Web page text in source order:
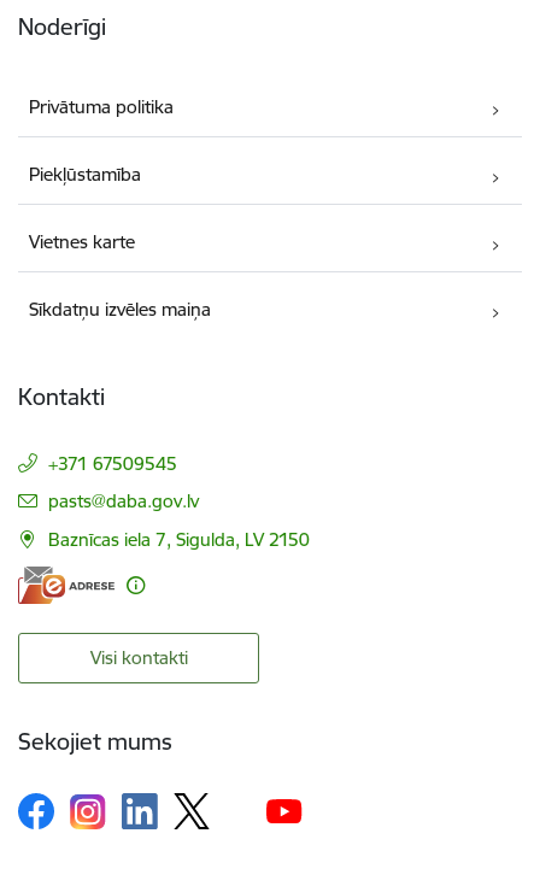
Noderīgi
Privātuma politika
Piekļūstamība
Vietnes karte
Sīkdatņu izvēles maiņa
Kontakti
+371 67509545
E-pasts:
pasts@daba.gov.lv
Baznīcas iela 7, Sigulda, LV 2150
Visi kontakti
Sekojiet mums